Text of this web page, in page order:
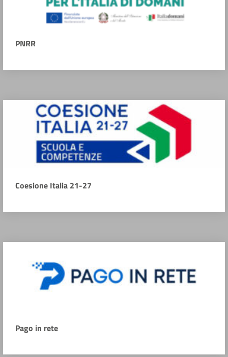
PNRR
Coesione Italia 21-27
Pago in rete